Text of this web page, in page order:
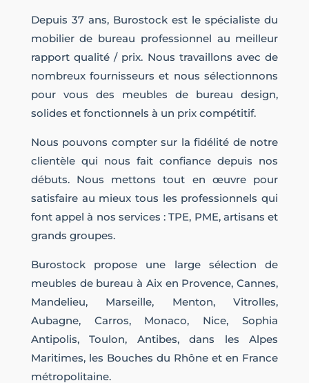
Depuis 37 ans, Burostock est le spécialiste du
mobilier de bureau professionnel au meilleur
rapport qualité / prix. Nous travaillons avec de
nombreux fournisseurs et nous sélectionnons
pour vous des meubles de bureau design,
solides et fonctionnels à un prix compétitif.
Nous pouvons compter sur la fidélité de notre
clientèle qui nous fait confiance depuis nos
débuts. Nous mettons tout en œuvre pour
satisfaire au mieux tous les professionnels qui
font appel à nos services : TPE, PME, artisans et
grands groupes.
Burostock propose une large sélection de
meubles de bureau à Aix en Provence, Cannes,
Mandelieu, Marseille, Menton, Vitrolles,
Aubagne, Carros, Monaco, Nice, Sophia
Antipolis, Toulon, Antibes, dans les Alpes
Maritimes, les Bouches du Rhône et en France
métropolitaine.